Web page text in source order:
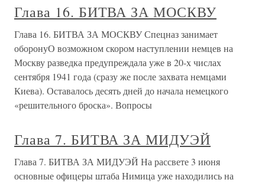
Глава 16. БИТВА ЗА МОСКВУ
Глава 16. БИТВА ЗА МОСКВУ Спецназ занимает
оборонуО возможном скором наступлении немцев на
Москву разведка предупреждала уже в 20-х числах
сентября 1941 года (сразу же после захвата немцами
Киева). Оставалось десять дней до начала немецкого
«решительного броска». Вопросы
Глава 7. БИТВА ЗА МИДУЭЙ
Глава 7. БИТВА ЗА МИДУЭЙ На рассвете 3 июня
основные офицеры штаба Нимица уже находились на